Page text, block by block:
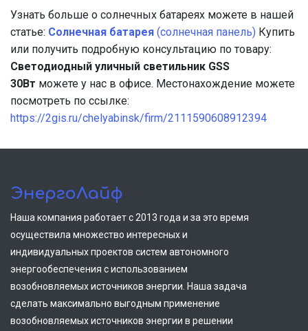
Узнать больше о солнечных батареях можете в нашей
статье: Солнечная батарея (солнечная панель) Купить
или получить подробную консультацию по товару:
Светодиодный уличный светильник GSS
30Вт можете у нас в офисе. Местонахождение можете
посмотреть по ссылке:
https://2gis.ru/chelyabinsk/firm/2111590608912394
ЭнергоЛайф
Наша компания работает с 2013 года и за это время
осуществила множество интересных и
индивидуальных проектов систем автономного
энергообеспечения с использованием
возобновляемых источников энергии. Наша задача
сделать максимально выгодным применение
возобновляемых источников энергии в решении